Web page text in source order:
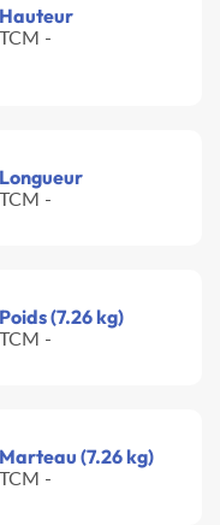
Hauteur
TCM -
Longueur
TCM -
Poids (7.26 kg)
TCM -
Marteau (7.26 kg)
TCM -